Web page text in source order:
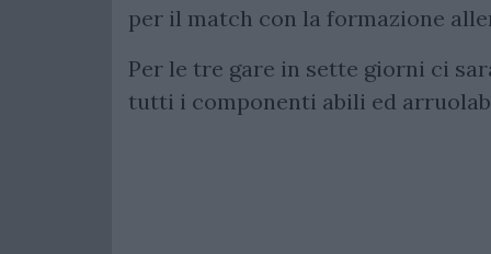
per il match con la formazione
Per le tre gare in sette giorni ci
tutti i componenti abili ed